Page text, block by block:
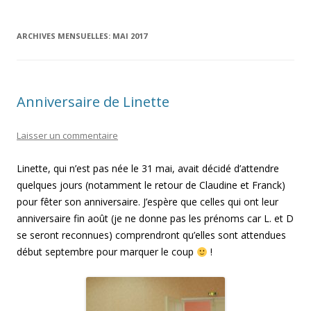
ARCHIVES MENSUELLES: MAI 2017
Anniversaire de Linette
Laisser un commentaire
Linette, qui n’est pas née le 31 mai, avait décidé d’attendre
quelques jours (notamment le retour de Claudine et Franck)
pour fêter son anniversaire. J’espère que celles qui ont leur
anniversaire fin août (je ne donne pas les prénoms car L. et D
se seront reconnues) comprendront qu’elles sont attendues
début septembre pour marquer le coup
!